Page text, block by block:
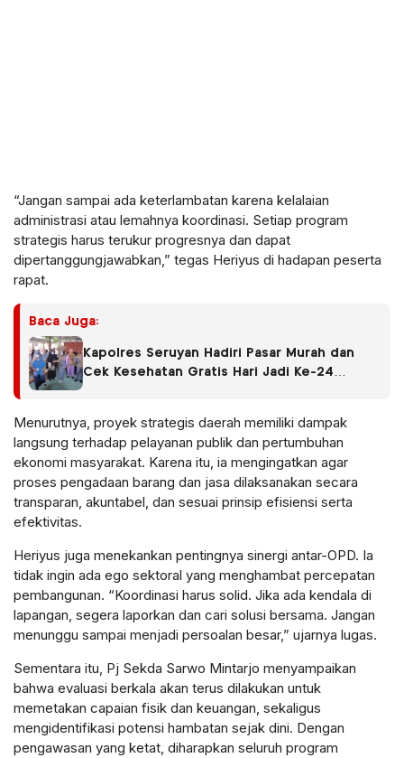
“Jangan sampai ada keterlambatan karena kelalaian
administrasi atau lemahnya koordinasi. Setiap program
strategis harus terukur progresnya dan dapat
dipertanggungjawabkan,” tegas Heriyus di hadapan peserta
rapat.
Baca Juga:
Kapolres Seruyan Hadiri Pasar Murah dan
Cek Kesehatan Gratis Hari Jadi Ke-24
Menurutnya, proyek strategis daerah memiliki dampak
langsung terhadap pelayanan publik dan pertumbuhan
ekonomi masyarakat. Karena itu, ia mengingatkan agar
proses pengadaan barang dan jasa dilaksanakan secara
transparan, akuntabel, dan sesuai prinsip efisiensi serta
efektivitas.
Heriyus juga menekankan pentingnya sinergi antar-OPD. Ia
tidak ingin ada ego sektoral yang menghambat percepatan
pembangunan. “Koordinasi harus solid. Jika ada kendala di
lapangan, segera laporkan dan cari solusi bersama. Jangan
menunggu sampai menjadi persoalan besar,” ujarnya lugas.
Sementara itu, Pj Sekda Sarwo Mintarjo menyampaikan
bahwa evaluasi berkala akan terus dilakukan untuk
memetakan capaian fisik dan keuangan, sekaligus
mengidentifikasi potensi hambatan sejak dini. Dengan
pengawasan yang ketat, diharapkan seluruh program